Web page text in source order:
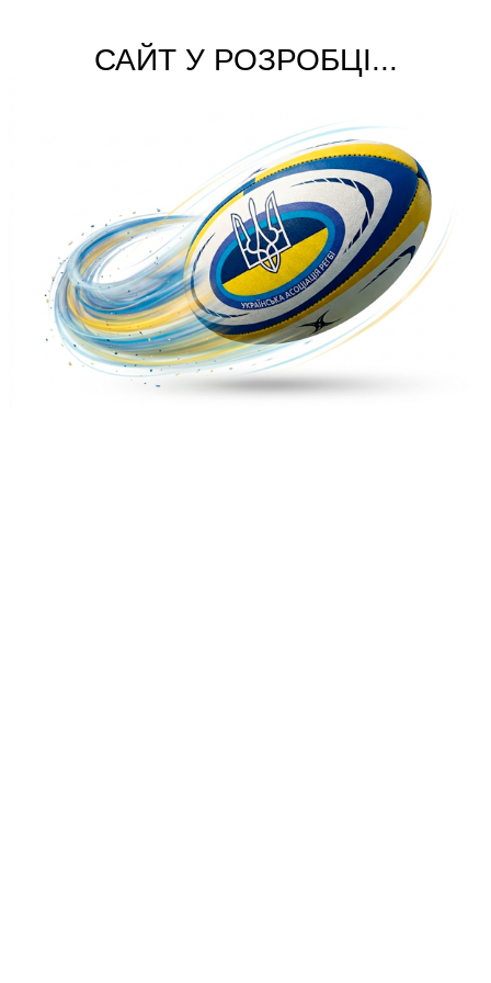
САЙТ У РОЗРОБЦІ...